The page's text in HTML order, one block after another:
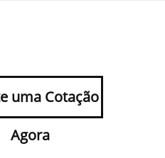
uma Cotação
Agora